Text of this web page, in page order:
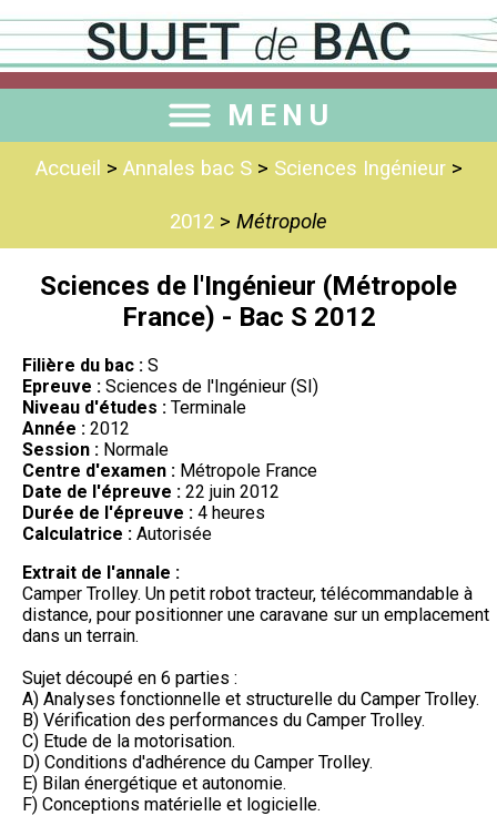
MENU
Accueil > Annales bac S> Sciences Ingénieur>
2012 > Métropole
Sciences de l'Ingénieur (Métropole
France) - Bac S 2012
Filière du bac : S
Epreuve : Sciences de l'Ingénieur (SI)
Niveau d'études : Terminale
Année : 2012
Session : Normale
Centre d'examen : Métropole France
Date de l'épreuve : 22 juin 2012
Durée de l'épreuve : 4 heures
Calculatrice : Autorisée
Extrait de l'annale :
Camper Trolley. Un petit robot tracteur, télécommandable à
distance, pour positionner une caravane sur un emplacement
dans un terrain.
Sujet découpé en 6 parties :
A) Analyses fonctionnelle et structurelle du Camper Trolley.
B) Vérification des performances du Camper Trolley.
C) Etude de la motorisation.
D) Conditions d'adhérence du Camper Trolley.
E) Bilan énergétique et autonomie.
F) Conceptions matérielle et logicielle.